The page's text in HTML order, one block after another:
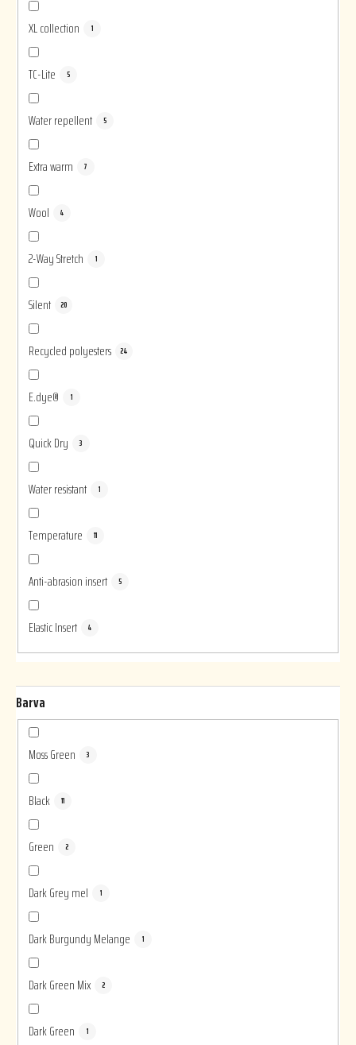
XL collection 1
TC-Lite 5
Water repellent 5
Extra warm 7
Wool 4
2-Way Stretch 1
Silent 20
Recycled polyesters 24
E.dye® 1
Quick Dry 3
Water resistant 1
Temperature 11
Anti-abrasion insert 5
Elastic Insert 4
Barva
Moss Green 3
Black 11
Green 2
Dark Grey mel 1
Dark Burgundy Melange 1
Dark Green Mix 2
Dark Green 1